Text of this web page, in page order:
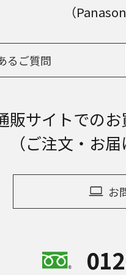
（
るご質問
販サイトでの
（ご注文・お
お